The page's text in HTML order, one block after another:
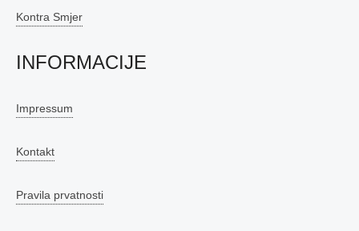
Kontra Smjer
INFORMACIJE
Impressum
Kontakt
Pravila prvatnosti